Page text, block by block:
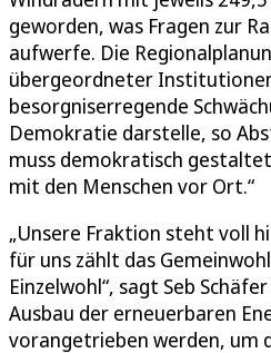
geworden, was Fragen zur
aufwerfe. Die
übergeordneter
besorgniserregende
Demokratie darstelle, so
muss demokratisch
mit den Menschen vor Ort.“
„Unsere Fraktion steht voll
für uns zählt das
Einzelwohl“, sagt Seb
Ausbau der erneuerbaren
vorangetrieben werden, um